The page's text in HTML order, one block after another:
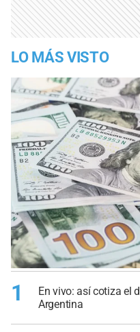
LO MÁS VISTO
1
En vivo: así cotiza el
Argentina